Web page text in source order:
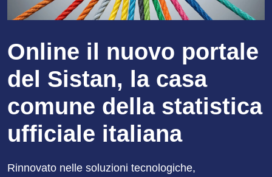
Online il nuovo portale
del Sistan, la casa
comune della statistica
ufficiale italiana
Rinnovato nelle soluzioni tecnologiche,